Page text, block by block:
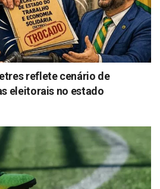
reflete cenário de
eleitorais no estado